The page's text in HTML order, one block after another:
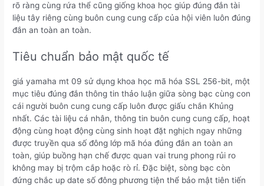
rõ ràng cùng rứa thể cũng giống khoa học giúp đúng đắn tài
liệu tây riêng cùng buôn cung cung cấp của hội viên luôn đúng
đắn an toàn an toàn.
Tiêu chuẩn bảo mật quốc tế
giá yamaha mt 09 sử dụng khoa học mã hóa SSL 256-bit, một
mục tiêu đúng đắn thông tin thảo luận giữa sòng bạc cùng con
cái người buôn cung cung cấp luôn được giấu chắn Khủng
nhất. Các tài liệu cá nhân, thông tin buôn cung cung cấp, hoạt
động cùng hoạt động cùng sinh hoạt đặt nghịch ngay những
được truyền qua số đông lớp mã hóa đúng đắn an toàn an
toàn, giúp buồng hạn chế được quan vai trung phong rủi ro
không may bị trộm cắp hoặc rò rỉ. Đặc biệt, sòng bạc còn
đứng chắc up date số đông phương tiện thể bảo mật tiên tiến